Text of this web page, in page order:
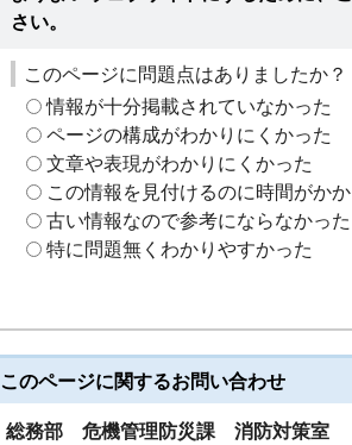
さい。
このページに問題点はありましたか？
情報が十分掲載されていなかった
ページの構成がわかりにくかった
文章や表現がわかりにくかった
この情報を見付けるのに時間がか
古い情報なので参考にならなかった
特に問題無くわかりやすかった
このページに関するお問い合わせ
総務部 危機管理防災課 消防対策室